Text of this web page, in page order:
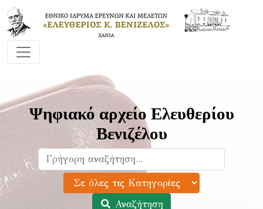
Ψηφιακό αρχείο Ελευθερίου
Βενιζέλου
Αναζήτηση